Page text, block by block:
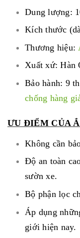
Dung lượng:
Kích thước
Thương hiệu:
Xuất xứ: Hàn
Bảo hành: 9
chống hàng
ƯU ĐIỂM CỦA
Không cần
Độ an toàn
sườn xe.
Bộ phận lọc
Áp dụng
giới hiện nay.